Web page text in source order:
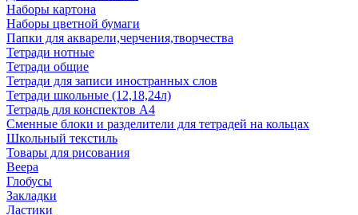
Наборы картона
Наборы цветной бумаги
Папки для акварели,черчения,творчества
Тетради нотные
Тетради общие
Тетради для записи иностранных слов
Тетради школьные (12,18,24л)
Тетрадь для конспектов А4
Сменные блоки и разделители для тетрадей на кольцах
Школьный текстиль
Товары для рисования
Веера
Глобусы
Закладки
Ластики